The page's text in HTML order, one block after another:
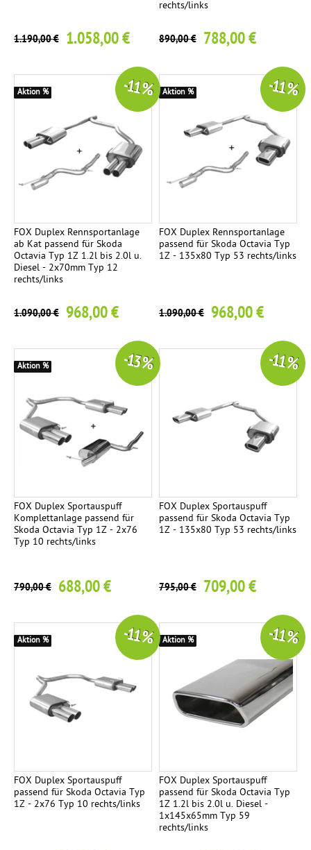
1.190,00 € 1.058,00 €
rechts/links
890,00 € 788,00 €
FOX Duplex Rennsportanlage
ab Kat passend für Skoda
Octavia Typ 1Z 1.2l bis 2.0l u.
Diesel - 2x70mm Typ 12
rechts/links
1.090,00 € 968,00 €
-11 %
Aktion %
FOX Duplex Rennsportanlage
passend für Skoda Octavia Typ
1Z - 135x80 Typ 53 rechts/links
1.090,00 € 968,00 €
-11 %
Aktion %
FOX Duplex Sportauspuff
Komplettanlage passend für
Skoda Octavia Typ 1Z - 2x76
Typ 10 rechts/links
790,00 € 688,00 €
-13 %
Aktion %
FOX Duplex Sportauspuff
passend für Skoda Octavia Typ
1Z - 135x80 Typ 53 rechts/links
795,00 € 709,00 €
-11 %
FOX Duplex Sportauspuff
passend für Skoda Octavia Typ
1Z - 2x76 Typ 10 rechts/links
-11 %
Aktion %
FOX Duplex Sportauspuff
passend für Skoda Octavia Typ
1Z 1.2l bis 2.0l u. Diesel -
1x145x65mm Typ 59
rechts/links
-11 %
Aktion %